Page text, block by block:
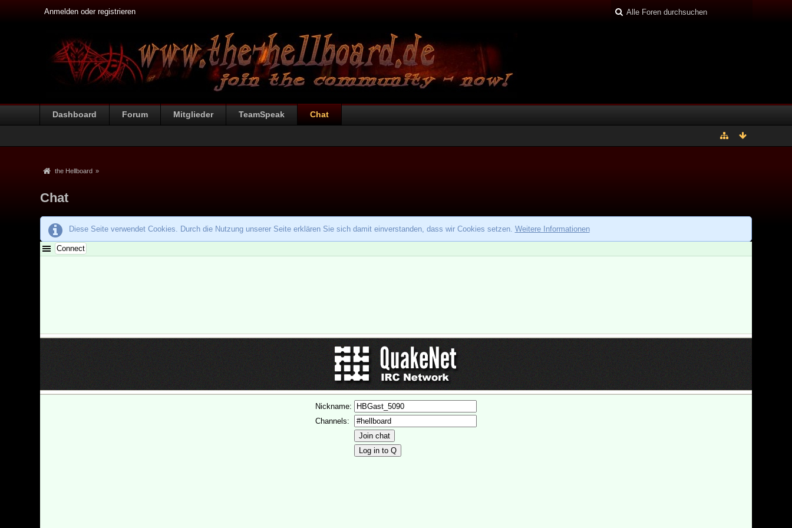
Anmelden oder registrieren
Dashboard Forum Mitglieder TeamSpeak Chat
the Hellboard »
Chat
Diese Seite verwendet Cookies. Durch die Nutzung unserer Seite erklären Sie sich damit einverstanden, dass wir Cookies setzen. Weitere Informationen